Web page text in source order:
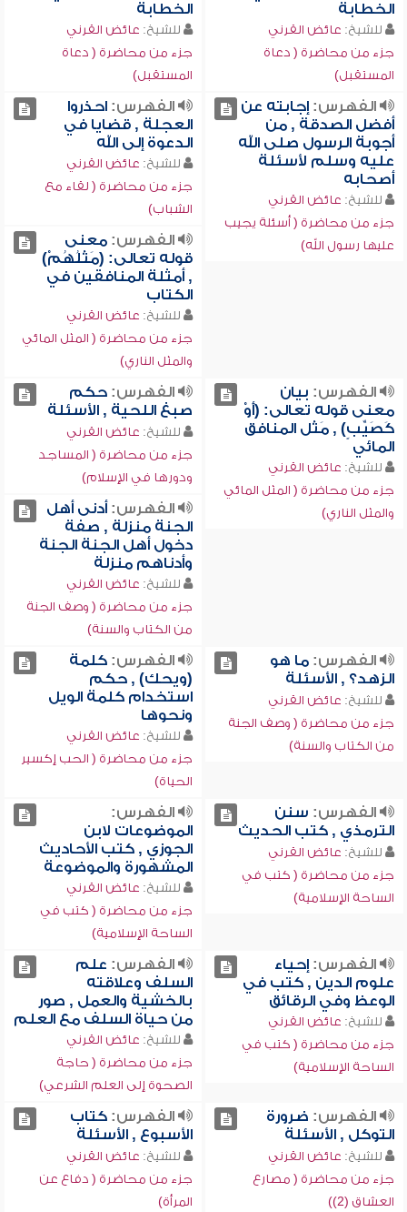
الخطابة
للشيخ: عائض القرني
جزء من محاضرة ( دعاة
المستقبل)
الخطابة
للشيخ: عائض القرني
جزء من محاضرة ( دعاة
المستقبل)
الفهرس:إجابته عن
أفضل الصدقة , من
أجوبة الرسول صلى الله
عليه وسلم لأسئلة
أصحابه
للشيخ: عائض القرني
جزء من محاضرة ( أسئلة يجيب
عليها رسول الله)
الفهرس:احذروا
العجلة , قضايا في
الدعوة إلى الله
للشيخ: عائض القرني
جزء من محاضرة ( لقاء مع
الشباب)
الفهرس:معنى
قوله تعالى: (مَثَلُهُمْ)
, أمثلة المنافقين في
الكتاب
للشيخ: عائض القرني
جزء من محاضرة ( المثل المائي
والمثل الناري)
الفهرس: بيان
معنى قوله تعالى: (أَوْ
كَصَيِّبٍ) , مَثَل المنافق
المائي
للشيخ: عائض القرني
جزء من محاضرة ( المثل المائي
والمثل الناري)
الفهرس:حكم
صبغ اللحية , الأسئلة
للشيخ: عائض القرني
جزء من محاضرة ( المساجد
ودورها في الإسلام)
الفهرس:أدنى أهل
الجنة منزلة , صفة
دخول أهل الجنة الجنة
وأدناهم منزلة
للشيخ: عائض القرني
جزء من محاضرة ( وصف الجنة
من الكتاب والسنة)
الفهرس:ما هو
الزهد؟ , الأسئلة
للشيخ: عائض القرني
جزء من محاضرة ( وصف الجنة
من الكتاب والسنة)
الفهرس:كلمة
(ويحك) , حكم
استخدام كلمة الويل
ونحوها
للشيخ: عائض القرني
جزء من محاضرة ( الحب إكسير
الحياة)
الفهرس: سنن
الترمذي , كتب الحديث
للشيخ: عائض القرني
جزء من محاضرة ( كتب في
الساحة الإسلامية)
الفهرس:
الموضوعات لابن
الجوزي , كتب الأحاديث
المشهورة والموضوعة
للشيخ: عائض القرني
جزء من محاضرة ( كتب في
الساحة الإسلامية)
الفهرس:إحياء
علوم الدين , كتب في
الوعظ وفي الرقائق
للشيخ: عائض القرني
جزء من محاضرة ( كتب في
الساحة الإسلامية)
الفهرس: علم
السلف وعلاقته
بالخشية والعمل , صور
من حياة السلف مع العلم
للشيخ: عائض القرني
جزء من محاضرة ( حاجة
الصحوة إلى العلم الشرعي)
الفهرس: ضرورة
التوكل , الأسئلة
للشيخ: عائض القرني
جزء من محاضرة ( مصارع
العشاق (2))
الفهرس:كتاب
الأسبوع , الأسئلة
للشيخ: عائض القرني
جزء من محاضرة ( دفاع عن
المرأة)